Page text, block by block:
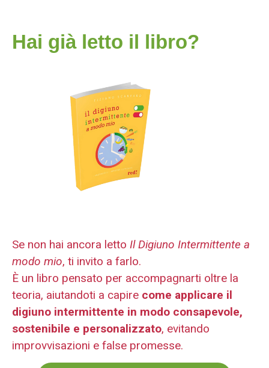
Hai già letto il libro?
Se non hai ancora letto Il Digiuno Intermittente a
modo mio, ti invito a farlo.
È un libro pensato per accompagnarti oltre la
teoria, aiutandoti a capire come applicare il
digiuno intermittente in modo consapevole,
sostenibile e personalizzato, evitando
improvvisazioni e false promesse.